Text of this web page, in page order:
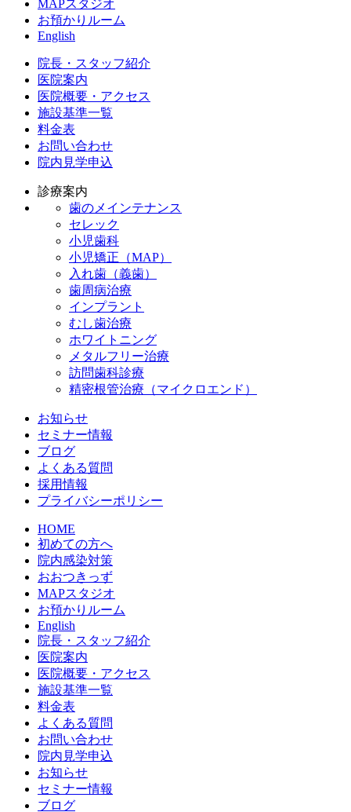
MAPスタジオ
お預かりルーム
English
院長・スタッフ紹介
医院案内
医院概要・アクセス
施設基準一覧
料金表
お問い合わせ
院内見学申込
診療案内
歯のメインテナンス
セレック
小児歯科
小児矯正（MAP）
入れ歯（義歯）
歯周病治療
インプラント
むし歯治療
ホワイトニング
メタルフリー治療
訪問歯科診療
精密根管治療（マイクロエンド）
お知らせ
セミナー情報
ブログ
よくある質問
採用情報
プライバシーポリシー
HOME
初めての方へ
院内感染対策
おおつきっず
MAPスタジオ
お預かりルーム
English
院長・スタッフ紹介
医院案内
医院概要・アクセス
施設基準一覧
料金表
よくある質問
お問い合わせ
院内見学申込
お知らせ
セミナー情報
ブログ